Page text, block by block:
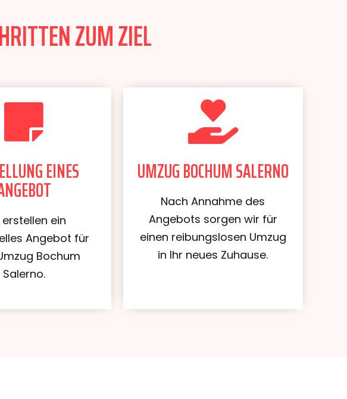
ZUM ZIEL
EINES
ein
Angebot für
Bochum
Salerno.
UMZUG BOCHUM SALERNO
Nach Annahme des
Angebots sorgen wir für
einen reibungslosen Umzug
in Ihr neues Zuhause.